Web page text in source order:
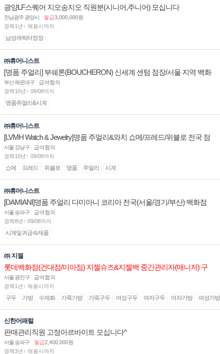
광양LF스퀘어 지오송지오 직원분(시니어,주니어) 모십니다
전남광주 광양시 월급3,000,000원
경력1년↑ 채용시까지
남성캐릭터정장
㈜휴머니스트
[명품 주얼리] 부쉐론(BOUCHERON) 신세계 센텀 점장/서울 지역 백화
점 판매사원 채용
부산 해운대구
급여협의
경력10년↑ 09/08까지
명품쥬얼리&시계
㈜휴머니스트
[LVMH Watch & Jewelry]명품 주얼리&와치 쇼메/프레드/위블로 전국 점
장/부점장/판매사원 채용
서울 강남구
급여협의
경력10년↑ 09/08까지
쇼메 프레드 위블로 명품 주얼리 시계
㈜휴머니스트
[DAMIANI]명품 주얼리 다미아니 코리아 전국(서울/경기/부산) 백화점
부점장/판매사원 채용
서울 송파구
급여협의
경력8년↑ 09/08까지
시계및귀금속제품
㈜ 지젤
롯데백화점(건대점/미아점) 지젤슈즈&지젤백 중간관리자(매니저) 구
인합니다
서울 광진구
급여협의
경력1년↑ 채용시까지
구두 가방 수제화 가죽가방 가죽구두 여성구두 여자구두 여자가방 여성가방
신한어패럴
판매관리직원 고정아르바이트 모십니다^
서울 송파구 월급2,400,000원
경력3년↑ 채용시까지